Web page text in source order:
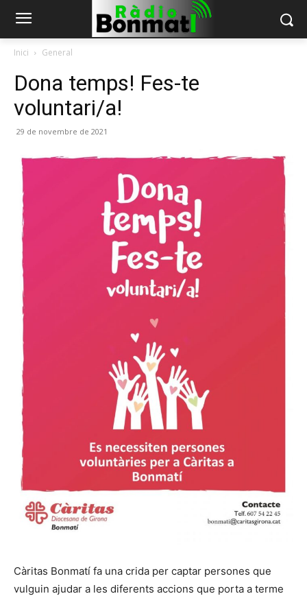
Inici General
Dona temps! Fes-te
voluntari/a!
29 de novembre de 2021
Càritas Bonmatí fa una crida per captar persones que
vulguin ajudar a les diferents accions que porta a terme